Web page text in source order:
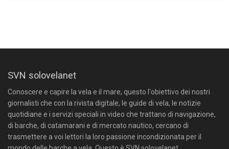
SVN solovelanet
Conoscere e capire la vela e il mare, questo l'obiettivo dei nostri
giornalisti che con la rivista digitale, le guide di vela, le notizie
quotidiane e i servizi speciali in video che trattano di navigazione,
di barche, di catamarani e di mercato nautico, cercano di
trasmettere a voi lettori la loro passione incondizionata per il